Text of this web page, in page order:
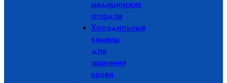
медицинских
отходов
Холодильные
камеры
для
хранения
крови